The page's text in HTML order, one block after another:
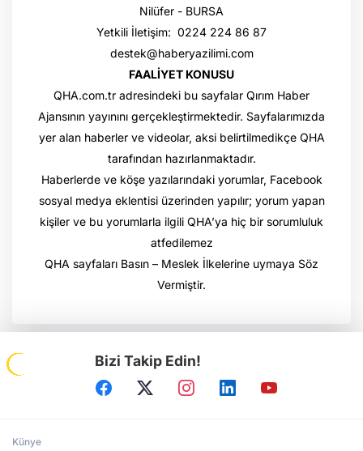
Nilüfer - BURSA
Yetkili İletişim: 0224 224 86 87
destek@haberyazilimi.com
FAALİYET KONUSU
QHA.com.tr adresindeki bu sayfalar Qırım Haber
Ajansının yayınını gerçekleştirmektedir. Sayfalarımızda
yer alan haberler ve videolar, aksi belirtilmedikçe QHA
tarafından hazırlanmaktadır.
Haberlerde ve köşe yazılarındaki yorumlar, Facebook
sosyal medya eklentisi üzerinden yapılır; yorum yapan
kişiler ve bu yorumlarla ilgili QHA’ya hiç bir sorumluluk
atfedilemez
QHA sayfaları Basın – Meslek İlkelerine uymaya Söz
Vermiştir.
Bizi Takip Edin!
Künye